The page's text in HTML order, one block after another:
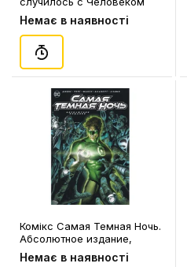
Завтрашнего Дня?, (183407)
Немає в наявності
Комікс Самая Темная Ночь.
Абсолютное издание,
(185708)
Немає в наявності